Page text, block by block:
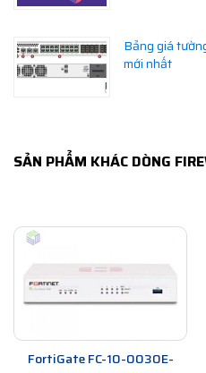
Bảng giá
mới nhất
SẢN PHẨM KHÁC DÒNG
FortiGate FC-10-0030E-